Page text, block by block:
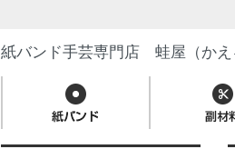
紙バンド手芸専門店 蛙屋（かえ